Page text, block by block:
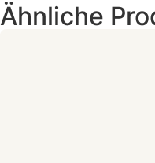
Ähnliche